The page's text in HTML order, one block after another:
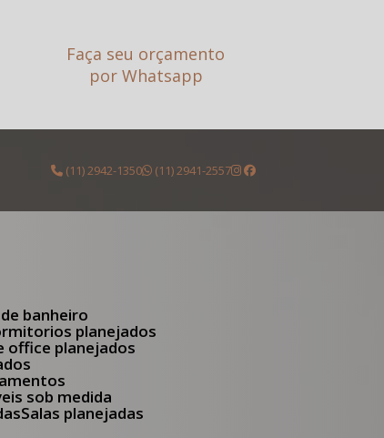
Faça seu orçamento
por Whatsapp
(11) 2942-1350 (11) 2941-2557
banheiro
planejados
office planejados
sob medida
Salas planejadas